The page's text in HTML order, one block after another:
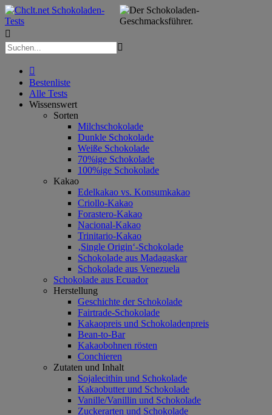



Bestenliste
Alle Tests
Wissenswert
Sorten
Milchschokolade
Dunkle Schokolade
Weiße Schokolade
70%ige Schokolade
100%ige Schokolade
Kakao
Edelkakao vs. Konsumkakao
Criollo-Kakao
Forastero-Kakao
Nacional-Kakao
Trinitario-Kakao
‚Single Origin‘-Schokolade
Schokolade aus Madagaskar
Schokolade aus Venezuela
Schokolade aus Ecuador
Herstellung
Geschichte der Schokolade
Fairtrade-Schokolade
Kakaopreis und Schokoladenpreis
Bean-to-Bar
Kakaobohnen rösten
Conchieren
Zutaten und Inhalt
Sojalecithin und Schokolade
Kakaobutter und Schokolade
Vanille/Vanillin und Schokolade
Zuckerarten und Schokolade